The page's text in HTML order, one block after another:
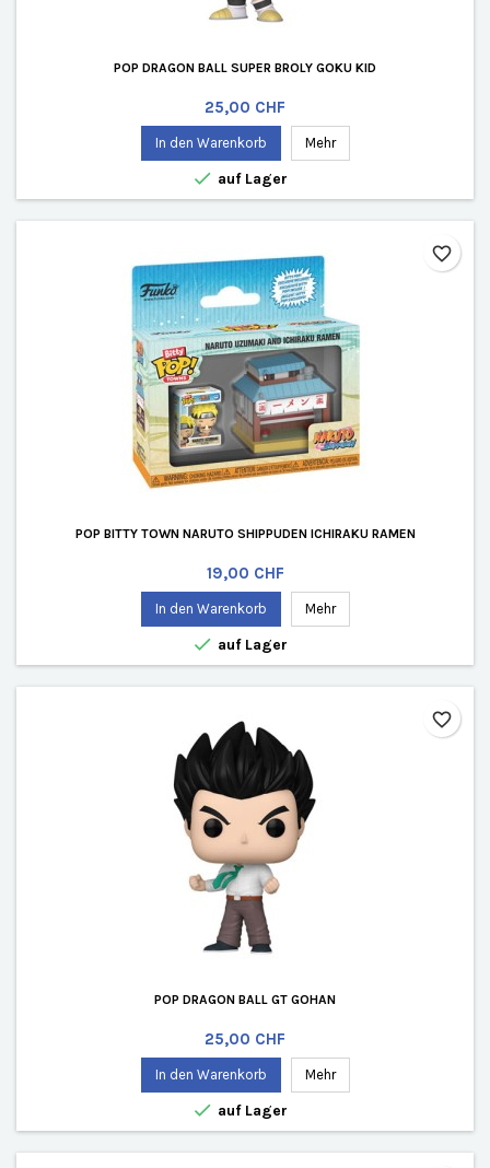
POP DRAGON BALL SUPER BROLY GOKU KID
Preis
25,00 CHF
In den Warenkorb Mehr
 auf Lager
POP BITTY TOWN NARUTO SHIPPUDEN ICHIRAKU RAMEN
Preis
19,00 CHF
In den Warenkorb Mehr
 auf Lager
favorite_border
POP DRAGON BALL GT GOHAN
Preis
25,00 CHF
In den Warenkorb Mehr
 auf Lager
favorite_border